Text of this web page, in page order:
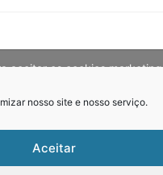
nosso site e nosso serviço.
Aceitar
aceitar os cookies marketing